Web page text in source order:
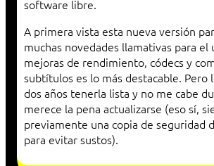
software libre.
A primera vista esta nueva versión
muchas novedades llamativas para el
mejoras de rendimiento, códecs y
subtítulos es lo más destacable. Pero
dos años tenerla lista y no me cabe
merece la pena actualizarse (eso sí,
previamente una copia de seguridad
para evitar sustos).